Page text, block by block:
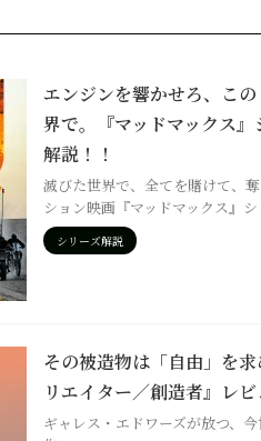
エンジンを響かせろ、こ
界で。『マッドマックス
解説！！
滅びた世界で、全てを賭けて、
ション映画『マッドマックス』シ
シリーズ解説
その被造物は「自由」を
リエイター／創造者』レ
ギャレス・エドワーズが放つ、